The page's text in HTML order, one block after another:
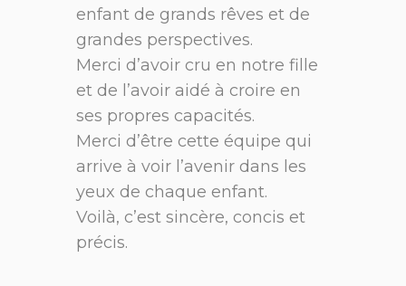
enfant de grands rêves et de
grandes perspectives.
Merci d’avoir cru en notre fille
et de l’avoir aidé à croire en
ses propres capacités.
Merci d’être cette équipe qui
arrive à voir l’avenir dans les
yeux de chaque enfant.
Voilà, c’est sincère, concis et
précis.